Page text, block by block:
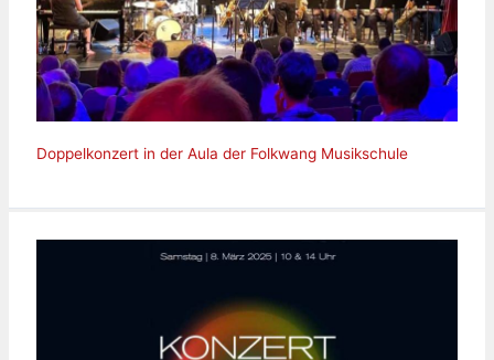
Doppelkonzert in der Aula der Folkwang Musikschule